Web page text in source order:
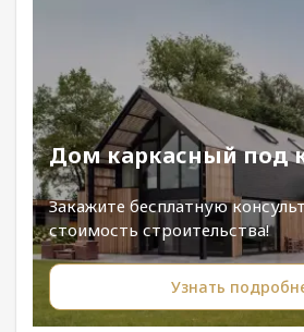
Дом каркасный под
Закажите бесплатную
стоимость строительства!
Узнать